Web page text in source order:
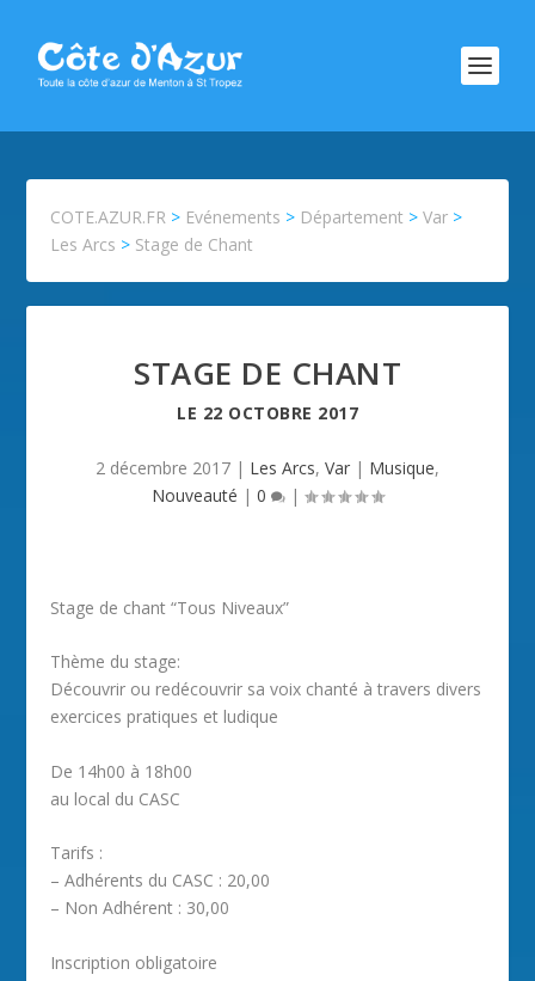
COTE.AZUR.FR > Evénements > Département >Var >
Les Arcs > Stage de Chant
STAGE DE CHANT
LE 22 OCTOBRE 2017
2 décembre 2017 | Les Arcs, Var | Musique,
Nouveauté | 0 |
Stage de chant “Tous Niveaux”
Thème du stage:
Découvrir ou redécouvrir sa voix chanté à travers divers
exercices pratiques et ludique
De 14h00 à 18h00
au local du CASC
Tarifs :
– Adhérents du CASC : 20,00
– Non Adhérent : 30,00
Inscription obligatoire